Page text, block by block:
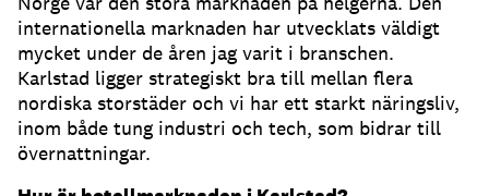
internationella marknaden har utvecklats väldigt
mycket under de åren jag varit i branschen.
Karlstad ligger strategiskt bra till mellan flera
nordiska storstäder och vi har ett starkt näringsliv,
inom både tung industri och tech, som bidrar till
övernattningar.